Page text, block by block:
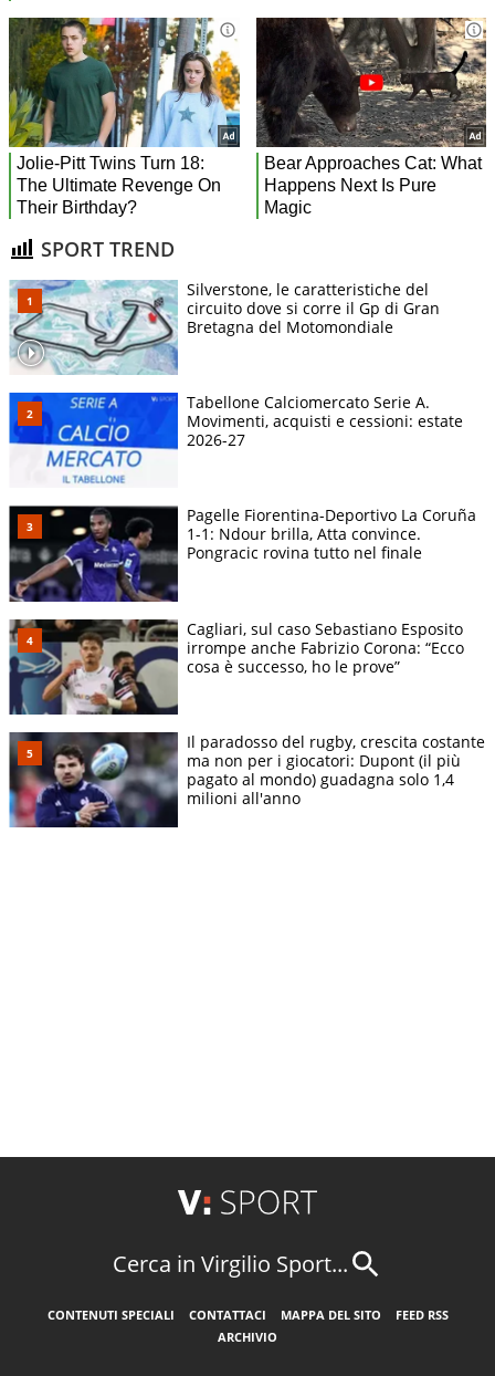
SPORT TREND
Silverstone, le caratteristiche del
circuito dove si corre il Gp di Gran
Bretagna del Motomondiale
Tabellone Calciomercato Serie A.
Movimenti, acquisti e cessioni: estate
2026-27
Pagelle Fiorentina-Deportivo La Coruña
1-1: Ndour brilla, Atta convince.
Pongracic rovina tutto nel finale
Cagliari, sul caso Sebastiano Esposito
irrompe anche Fabrizio Corona: “Ecco
cosa è successo, ho le prove”
Il paradosso del rugby, crescita costante
ma non per i giocatori: Dupont (il più
pagato al mondo) guadagna solo 1,4
milioni all'anno
Cerca in Virgilio Sport...
CONTENUTI SPECIALI CONTATTACI MAPPA DEL SITO
FEED RSS
ARCHIVIO